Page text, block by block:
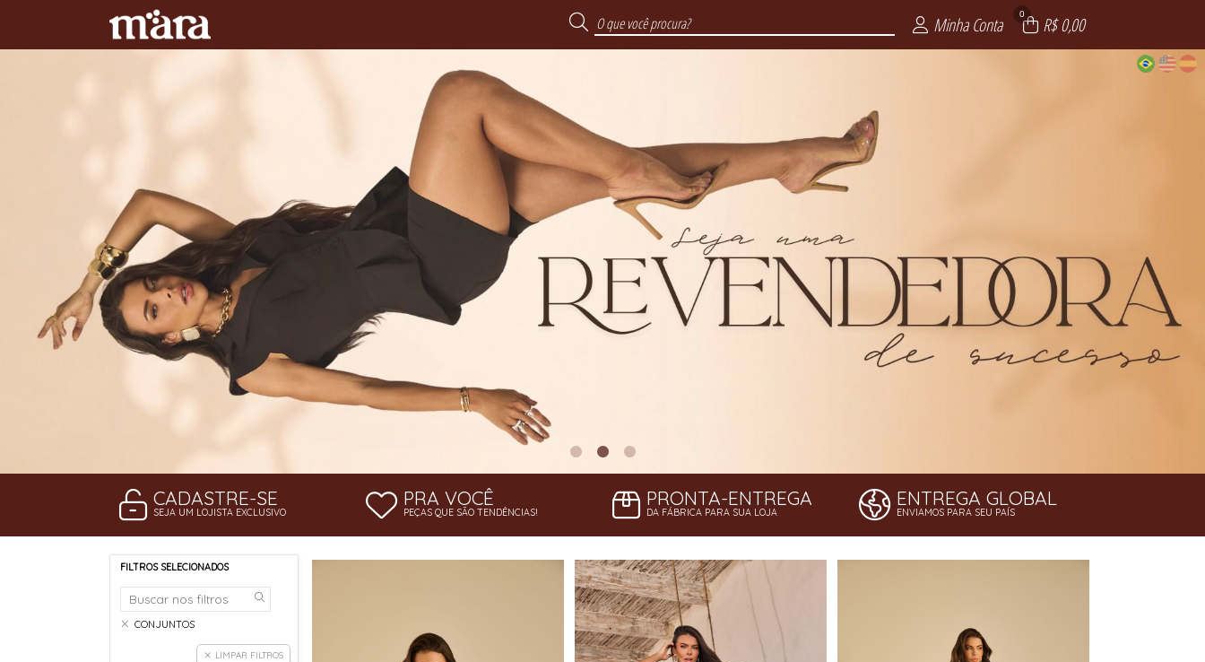
Minha Conta 0 R$ 0,00
CADASTRE-SE
SEJA UM LOJISTA EXCLUSIVO
PRA VOCÊ
PEÇAS QUE SÃO TENDÊNCIAS!
PRONTA-ENTREGA
DA FÁBRICA PARA SUA LOJA
ENTREGA GLOBAL
ENVIAMOS PARA SEU PAÍS
FILTROS SELECIONADOS
CONJUNTOS
LIMPAR FILTROS